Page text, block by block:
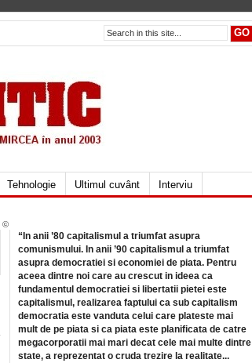
Tehnologie Ultimul cuvânt
Interviu
“In anii ’80 capitalismul a triumfat asupra
comunismului. In anii ’90 capitalismul a triumfat
asupra democratiei si economiei de piata. Pentru
aceea dintre noi care au crescut in ideea ca
fundamentul democratiei si libertatii pietei este
capitalismul, realizarea faptului ca sub capitalism
democratia este vanduta celui care plateste mai
mult de pe piata si ca piata este planificata de catre
megacorporatii mai mari decat cele mai multe dintre
state, a reprezentat o cruda trezire la realitate...
©